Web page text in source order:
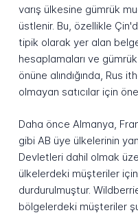
varış ülkesine gümrük
üstlenir. Bu, özellikle
tipik olarak yer alan
hesaplamaları ve
önüne alındığında, Rus
olmayan satıcılar için
Daha önce Almanya,
gibi AB üye ülkelerinin
Devletleri dahil olmak
ülkelerdeki müşteriler
durdurulmuştur.
bölgelerdeki müşteriler